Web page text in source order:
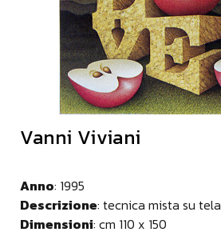
DONAZIONI
CONTATTI
CERCA
Vanni Viviani
Anno: 1995
Descrizione: tecnica mista su tela
Dimensioni: cm 110 x 150